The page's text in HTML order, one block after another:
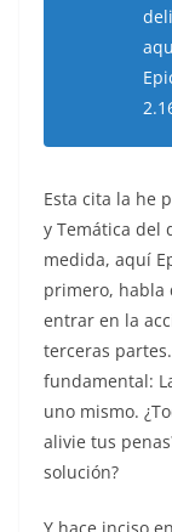
Esta cita la he
y Temática del
medida, aquí
primero, habla
entrar en la
terceras
fundamental:
uno mismo.
alivie tus
solución?